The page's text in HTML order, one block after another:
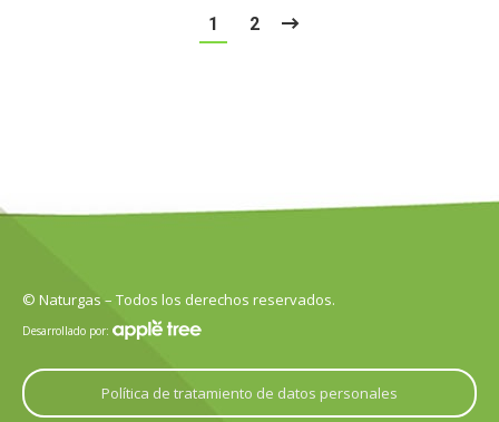
1 2
© Naturgas – Todos los derechos reservados.
Desarrollado por:
Política de tratamiento de datos personales